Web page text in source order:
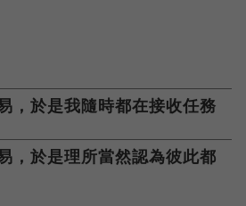
，於是我隨時都在接收任務
，於是理所當然認為彼此都